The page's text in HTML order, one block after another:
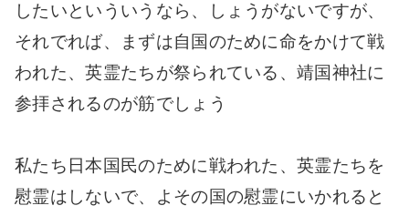
したいといういうなら、しょうがないですが、
それでれば、まずは自国のために命をかけて戦
われた、英霊たちが祭られている、靖国神社に
参拝されるのが筋でしょう
私たち日本国民のために戦われた、英霊たちを
慰霊はしないで、よその国の慰霊にいかれると